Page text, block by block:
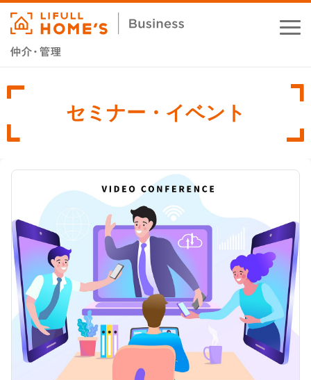
業務支援サービス
成功事例
資料ダウンロード
セミナー・イベント